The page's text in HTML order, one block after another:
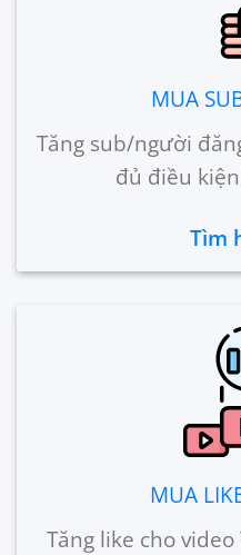
MUA
Tăng sub/người
đủ điều
Tìm
MUA
Tăng like cho